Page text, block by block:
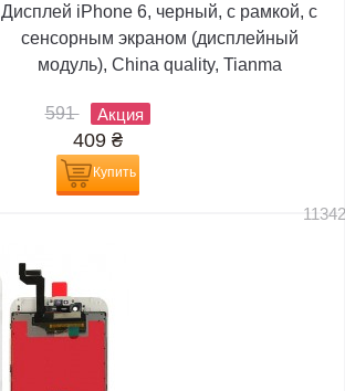
Дисплей iPhone 6, черный, с рамкой, с
сенсорным экраном (дисплейный
модуль), China quality, Tianma
591 Акция
409 ₴
Купить